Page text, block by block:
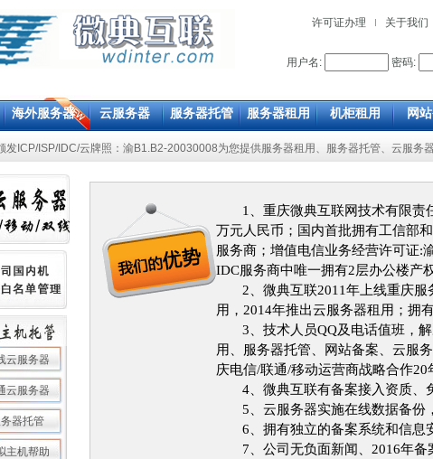
许可证办理 关于我们
用户名: 密码:
海外服务器 云服务器 服务器托管 服务器租用 机柜租用 网
发ICP/ISP/IDC/云牌照：渝B1.B2-20030008为您提供服务器租用 、 服务器托管、 云服务器
云服务器
云服务器
器托管
主机帮助
1、重庆微典互联网技术有限责
万元人民币；国内首批拥有工信部
服务商；增值电信业务经营许可证:
IDC服务商中唯一拥有2层办公楼产
2、微典互联2011年上线重庆
用，2014年推出云服务器租用；拥
3、技术人员QQ及电话值班，
用、服务器托管、网站备案、云服
庆电信/联通/移动运营商战略合作20
4、微典互联有备案接入资质、
5、云服务器实施在线数据备份
6、拥有独立的备案系统和信息
7、公司无负面新闻、2016年备